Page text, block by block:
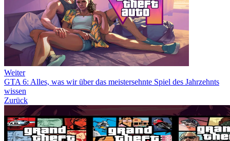
Weiter
GTA 6: Alles, was wir über das meistersehnte Spiel des Jahrzehnts
wissen
Zurück